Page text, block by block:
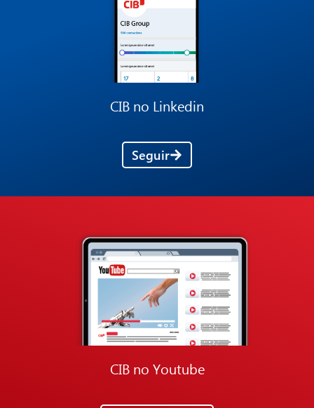
CIB no Linkedin
Seguir
CIB no Youtube